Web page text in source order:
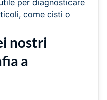
per diagnosticare
come cisti o
nostri
a